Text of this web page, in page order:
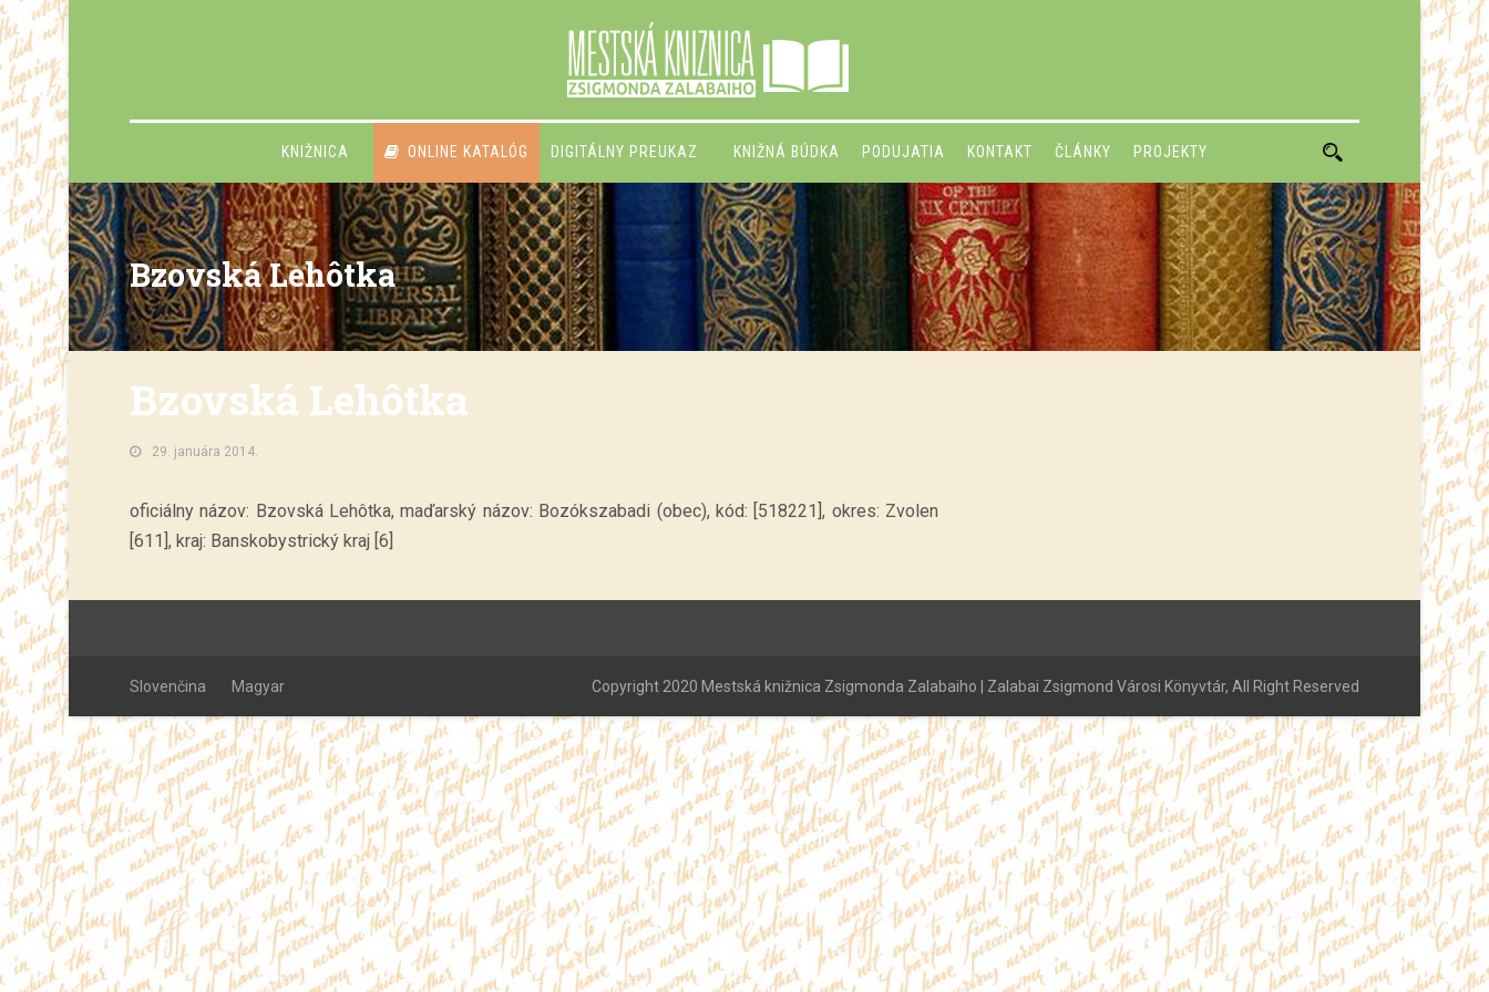
KNIŽNICA ONLINE KATALÓG DIGITÁLNY PREUKAZ KNIŽNÁ BÚDKA PODUJATIA KONTAKT ČLÁNKY PROJEKTY
Bzovská Lehôtka
Bzovská Lehôtka
29. januára 2014.
oficiálny názov: Bzovská Lehôtka, maďarský názov: Bozókszabadi (obec), kód: [518221], okres: Zvolen
[611], kraj: Banskobystrický kraj [6]
Slovenčina Magyar Copyright 2020 Mestská knižnica Zsigmonda Zalabaiho | Zalabai Zsigmond Városi Könyvtár, All Right Reserved